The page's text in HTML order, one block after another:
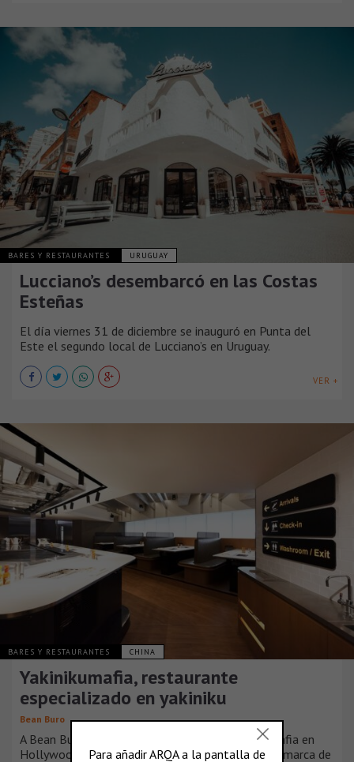
BARES Y RESTAURANTES URUGUAY
Lucciano’s desembarcó en las Costas
Esteñas
El día viernes 31 de diciembre se inauguró en Punta del
Este el segundo local de Lucciano’s en Uruguay.
VER +
BARES Y RESTAURANTES CHINA
Yakinikumafia, restaurante
especializado en yakiniku
Bean Buro
A Bean Buro se le encargó el diseño de Yakinikumafia en
Hollywood Road en Sheung Wan, Hong Kong, una marca de